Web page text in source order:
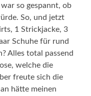
so gespannt, ob
So, und jetzt
1 Strickjacke, 3
Schuhe für rund
Alles total passend
welche die
freute sich die
hätte meinen